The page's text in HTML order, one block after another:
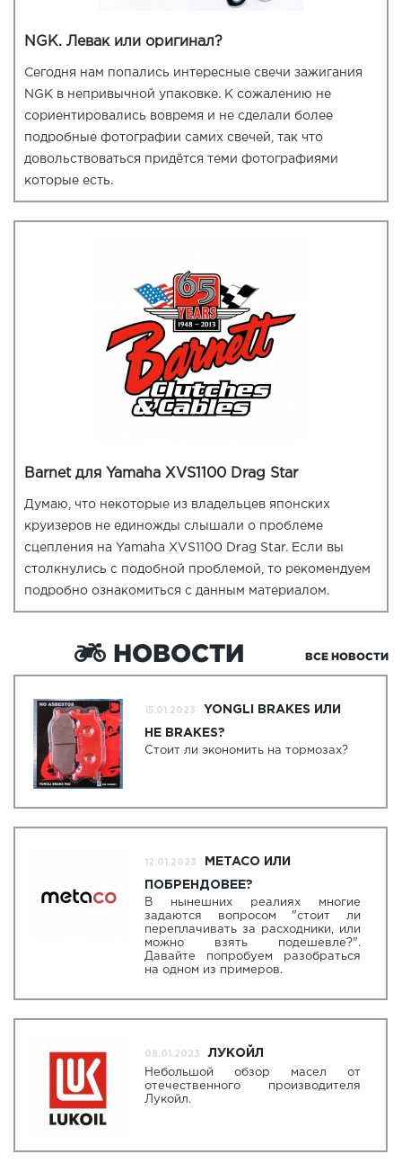
NGK. Левак или оригинал?
Сегодня нам попались интересные свечи зажигания
NGK в непривычной упаковке. К сожалению не
сориентировались вовремя и не сделали более
подробные фотографии самих свечей, так что
довольствоваться придётся теми фотографиями
которые есть.
Barnet для Yamaha XVS1100 Drag Star
Думаю, что некоторые из владельцев японских
круизеров не единожды слышали о проблеме
сцепления на Yamaha XVS1100 Drag Star. Если вы
столкнулись с подобной проблемой, то рекомендуем
подробно ознакомиться с данным материалом.
НОВОСТИ ВСЕ НОВОСТИ
15.01.2023 YONGLI BRAKES ИЛИ
НЕ BRAKES?
Стоит ли экономить на тормозах?
12.01.2023 METACO ИЛИ
ПОБРЕНДОВЕЕ?
В нынешних реалиях многие
задаются вопросом "стоит ли
переплачивать за расходники, или
можно взять подешевле?".
Давайте попробуем разобраться
на одном из примеров.
08.01.2023 ЛУКОЙЛ
Небольшой обзор масел от
отечественного производителя
Лукойл.